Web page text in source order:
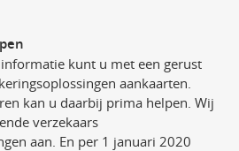
kunt u met een gerust
aankaarten.
kan u daarbij prima helpen. Wij
verzekaars
aan. En per 1 januari 2020